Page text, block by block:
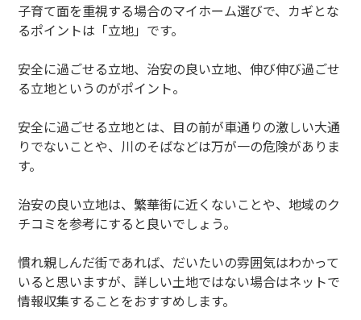
子育て面を重視する場合のマイホーム選びで、カギとな
るポイントは「立地」です。
安全に過ごせる立地、治安の良い立地、伸び伸び過ごせ
る立地というのがポイント。
安全に過ごせる立地とは、目の前が車通りの激しい大通
りでないことや、川のそばなどは万が一の危険がありま
す。
治安の良い立地は、繁華街に近くないことや、地域のク
チコミを参考にすると良いでしょう。
慣れ親しんだ街であれば、だいたいの雰囲気はわかって
いると思いますが、詳しい土地ではない場合はネットで
情報収集することをおすすめします。